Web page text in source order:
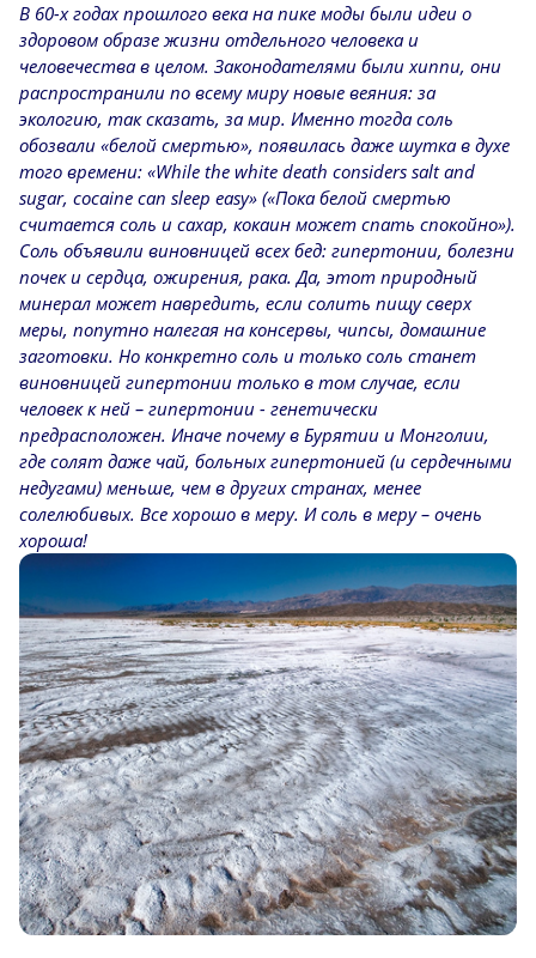
В 60-х годах прошлого века на пике моды были идеи о
здоровом образе жизни отдельного человека и
человечества в целом. Законодателями были хиппи, они
распространили по всему миру новые веяния: за
экологию, так сказать, за мир. Именно тогда соль
обозвали «белой смертью», появилась даже шутка в духе
того времени: «While the white death considers salt and
sugar, cocaine can sleep easy» («Пока белой смертью
считается соль и сахар, кокаин может спать спокойно»).
Соль объявили виновницей всех бед: гипертонии, болезни
почек и сердца, ожирения, рака. Да, этот природный
минерал может навредить, если солить пищу сверх
меры, попутно налегая на консервы, чипсы, домашние
заготовки. Но конкретно соль и только соль станет
виновницей гипертонии только в том случае, если
человек к ней – гипертонии - генетически
предрасположен. Иначе почему в Бурятии и Монголии,
где солят даже чай, больных гипертонией (и сердечными
недугами) меньше, чем в других странах, менее
солелюбивых. Все хорошо в меру. И соль в меру – очень
хороша!